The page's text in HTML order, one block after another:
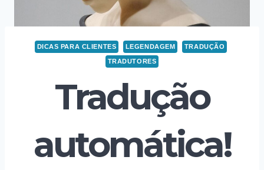
DICAS PARA CLIENTES LEGENDAGEM TRADUÇÃO
TRADUTORES
Tradução
automática!